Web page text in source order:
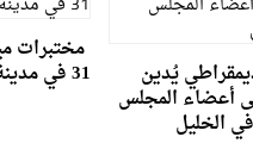
يُدين
أعضاء المجلس
الخليل
مختبرات
31 في مدينة الخليل في عين سارة